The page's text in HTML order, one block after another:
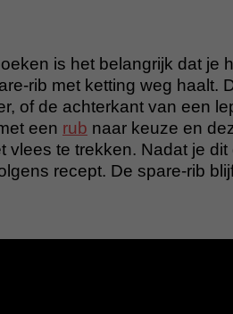
is het belangrijk dat je
rib met ketting weg haalt.
of de achterkant van een
een rub naar keuze en
vlees te trekken. Nadat je
recept. De spare-rib